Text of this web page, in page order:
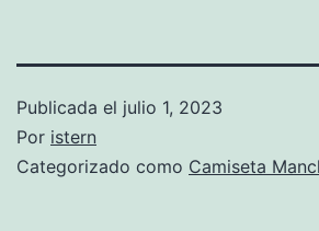
Publicada el julio 1, 2023
Por istern
Categorizado como Camiseta